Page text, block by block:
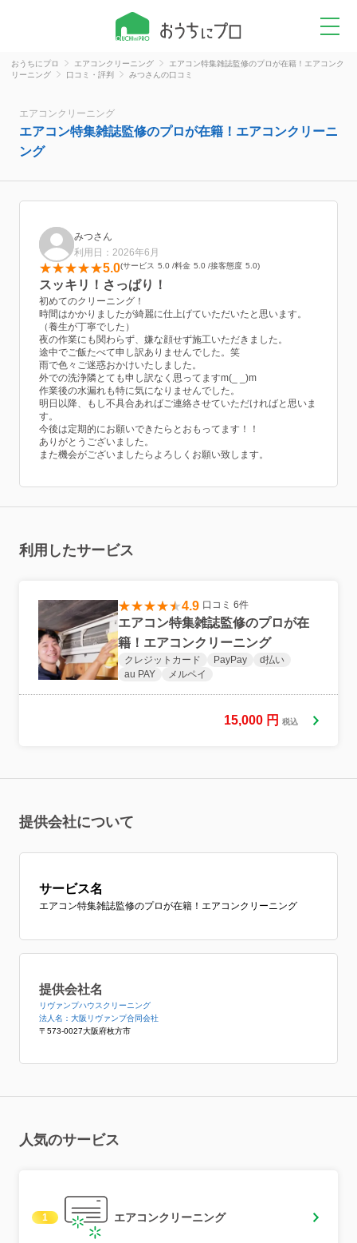
おうちにプロ エアコンクリーニング
エアコン特集雑誌監修のプロが在籍！エアコンク
リーニング
口コミ・評判 みつさんの口コミ
エアコンクリーニング
エアコン特集雑誌監修のプロが在籍！エアコンクリーニ
ング
みつさん
利用日：2026年6月
5.0 サービス 5.0 料金 5.0 接客態度 5.0
スッキリ！さっぱり！
初めてのクリーニング！
時間はかかりましたが綺麗に仕上げていただいたと思います。
（養生が丁寧でした）
夜の作業にも関わらず、嫌な顔せず施工いただきました。
途中でご飯たべて申し訳ありませんでした。笑
雨で色々ご迷惑おかけいたしました。
外での洗浄隣とても申し訳なく思ってますm(_ _)m
作業後の水漏れも特に気になりませんでした。
明日以降、もし不具合あればご連絡させていただければと思いま
す。
今後は定期的にお願いできたらとおもってます！！
ありがとうございました。
また機会がございましたらよろしくお願い致します。
利用したサービス
4.9 口コミ 6件
エアコン特集雑誌監修のプロが在
籍！エアコンクリーニング
クレジットカード PayPay
d払い
au PAY
メルペイ
15,000 円 税込
提供会社について
サービス名
エアコン特集雑誌監修のプロが在籍！エアコンクリーニング
提供会社名
リヴァンプハウスクリーニング
法人名：大阪リヴァンプ合同会社
〒573-0027大阪府枚方市
人気のサービス
1 エアコンクリーニング